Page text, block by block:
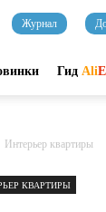
Журнал
Гид Ali
Интерьер квартиры
КВАРТИРЫ